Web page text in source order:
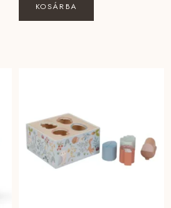
KOSÁRBA